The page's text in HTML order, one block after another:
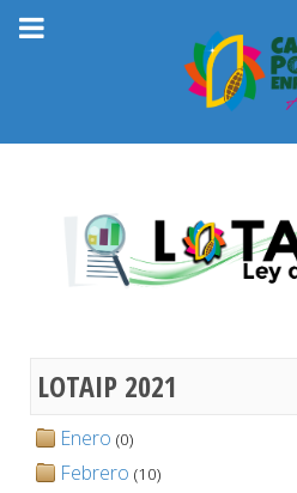
LOTAIP 2021
Enero (0)
Febrero (10)